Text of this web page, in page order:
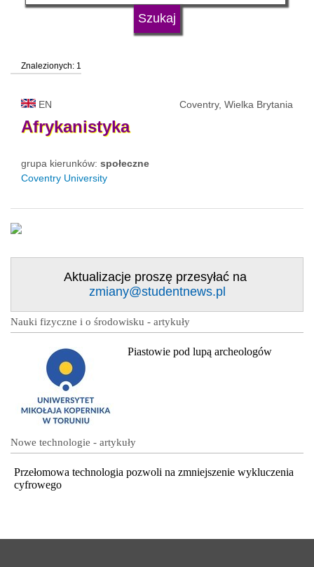
status uczelni
Znalezionych: 1
EN Coventry, Wielka Brytania
Afrykanistyka
grupa kierunków: społeczne
Coventry University
Aktualizacje proszę przesyłać na
zmiany@studentnews.pl
Nauki fizyczne i o środowisku - artykuły
Piastowie pod lupą archeologów
Nowe technologie - artykuły
Przełomowa technologia pozwoli na zmniejszenie wykluczenia
cyfrowego